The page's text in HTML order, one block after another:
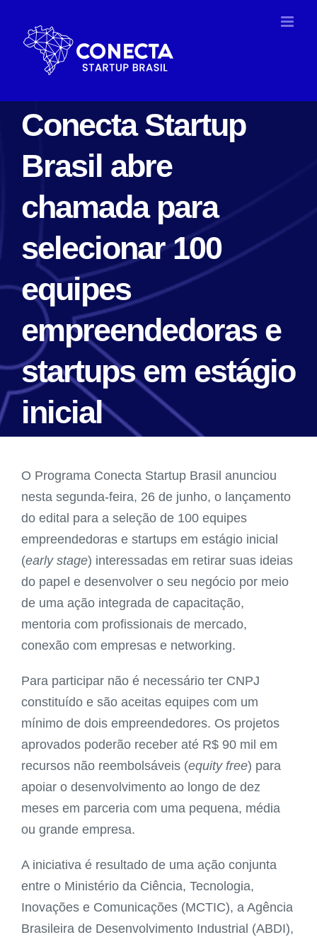
conteúdo
Conecta Startup
Brasil abre
chamada para
selecionar 100
equipes
empreendedoras e
startups em estágio
inicial
O Programa Conecta Startup Brasil anunciou
nesta segunda-feira, 26 de junho, o lançamento
do edital para a seleção de 100 equipes
empreendedoras e startups em estágio inicial
(early stage) interessadas em retirar suas ideias
do papel e desenvolver o seu negócio por meio
de uma ação integrada de capacitação,
mentoria com profissionais de mercado,
conexão com empresas e networking.
Para participar não é necessário ter CNPJ
constituído e são aceitas equipes com um
mínimo de dois empreendedores. Os projetos
aprovados poderão receber até R$ 90 mil em
recursos não reembolsáveis (equity free) para
apoiar o desenvolvimento ao longo de dez
meses em parceria com uma pequena, média
ou grande empresa.
A iniciativa é resultado de uma ação conjunta
entre o Ministério da Ciência, Tecnologia,
Inovações e Comunicações (MCTIC), a Agência
Brasileira de Desenvolvimento Industrial (ABDI),